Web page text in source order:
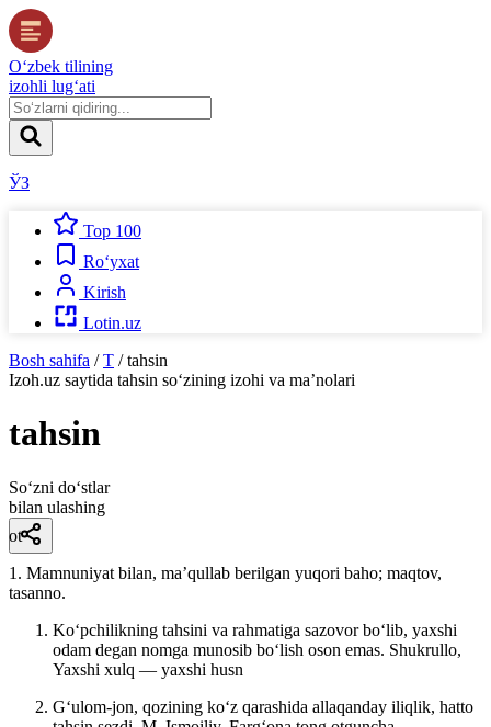
O‘zbek tilining
izohli lug‘ati
ЎЗ
Top 100
Ro‘yxat
Kirish
Lotin.uz
Bosh sahifa / T / tahsin
Izoh.uz saytida tahsin so‘zining izohi va ma’nolari
tahsin
So‘zni do‘stlar
bilan ulashing
ot
1. Mamnuniyat bilan, maʼqullab berilgan yuqori baho; maqtov,
tasanno.
Koʻpchilikning tahsini va rahmatiga sazovor boʻlib, yaxshi
odam degan nomga munosib boʻlish oson emas. Shukrullo,
Yaxshi xulq — yaxshi husn
Gʻulom-jon, qozining koʻz qarashida allaqanday iliqlik, hatto